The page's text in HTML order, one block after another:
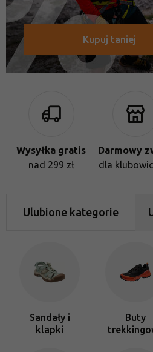
Kupuj taniej
Wysyłka gratis
nad 299 zł
Darmowy
dla
Ulubione kategorie
Sandały i
klapki
Buty